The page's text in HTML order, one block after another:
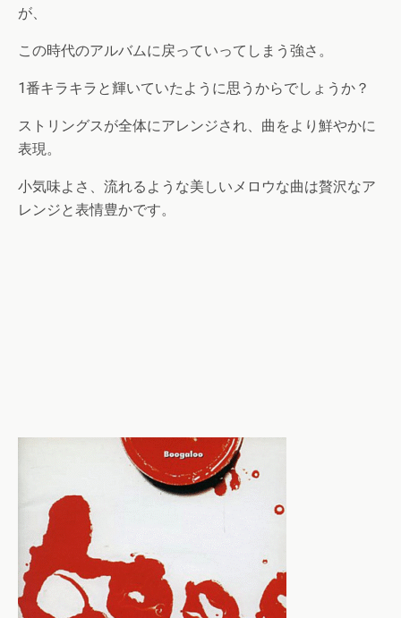
が、
この時代のアルバムに戻っていってしまう強さ。
1番キラキラと輝いていたように思うからでしょうか？
ストリングスが全体にアレンジされ、曲をより鮮やかに
表現。
小気味よさ、流れるような美しいメロウな曲は贅沢なア
レンジと表情豊かです。